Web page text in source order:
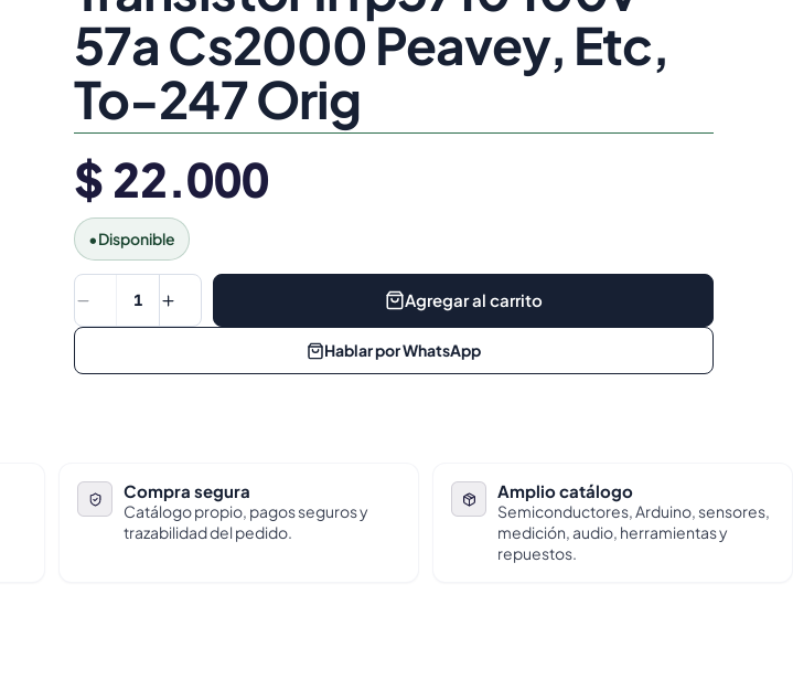
57a Cs2000 Peavey, Etc,
To-247 Orig
$ 22.000
•Disponible
1 Agregar al carrito
Hablar por WhatsApp
Compra segura
Catálogo propio, pagos seguros y
trazabilidad del pedido.
Amplio catálogo
Semiconductores, Arduino, sensores,
medición, audio, herramientas y
repuestos.